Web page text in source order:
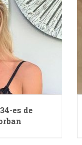
es de